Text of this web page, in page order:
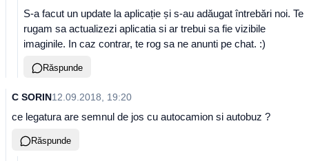
S-a facut un update la aplicație și s-au adăugat întrebări noi. Te
rugam sa actualizezi aplicatia si ar trebui sa fie vizibile
imaginile. In caz contrar, te rog sa ne anunti pe chat. :)
Răspunde
C SORIN12.09.2018, 19:20
ce legatura are semnul de jos cu autocamion si autobuz ?
Răspunde